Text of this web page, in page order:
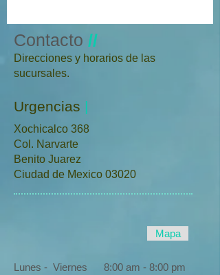
Contacto //
Direcciones y horarios de las
sucursales.
Urgencias |
Xochicalco 368
Col. Narvarte
Benito Juarez
Ciudad de Mexico 03020
Mapa
Lunes - Viernes 8:00 am - 8:00 pm